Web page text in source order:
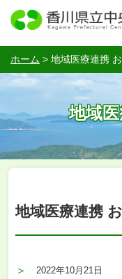
ホーム > 地域医療連携
地域
地域医療連携
2022年10月21日